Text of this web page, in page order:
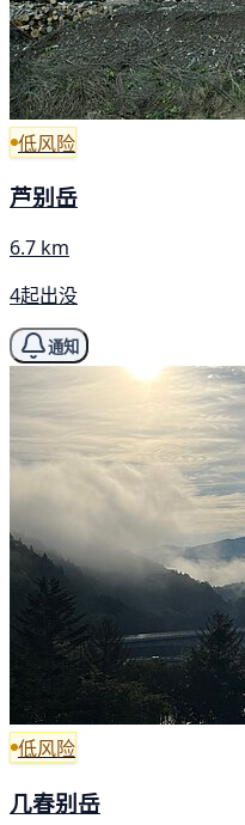
低风险
芦别岳
6.7 km
4起出没
通知
低风险
几春别岳